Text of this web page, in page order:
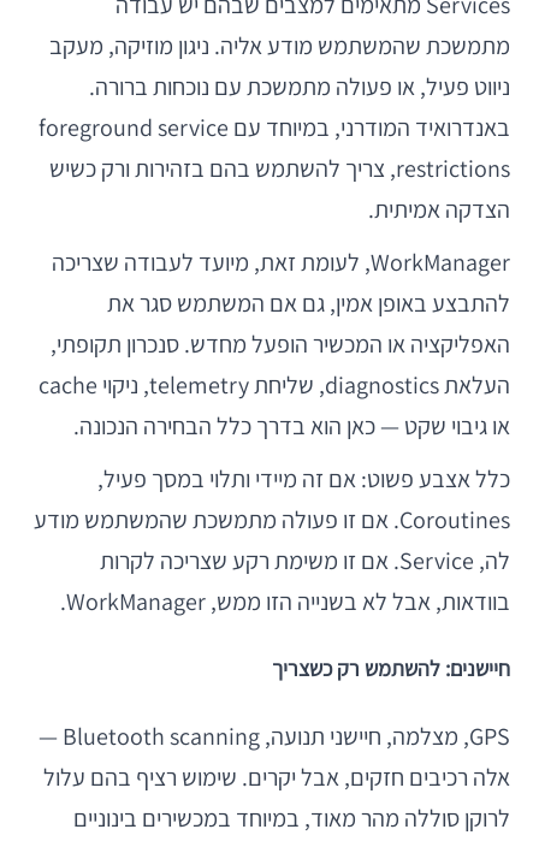
מתמשכת שהמשתמש מודע אליה. ניגון מוזיקה, מעקב
ניווט פעיל, או פעולה מתמשכת עם נוכחות ברורה.
באנדרואיד המודרני, במיוחד עם foreground service
restrictions, צריך להשתמש בהם בזהירות ורק כשיש
הצדקה אמיתית.
WorkManager, לעומת זאת, מיועד לעבודה שצריכה
להתבצע באופן אמין, גם אם המשתמש סגר את
האפליקציה או המכשיר הופעל מחדש. סנכרון תקופתי,
העלאת diagnostics, שליחת telemetry, ניקוי cache
או גיבוי שקט — כאן הוא בדרך כלל הבחירה הנכונה.
כלל אצבע פשוט: אם זה מיידי ותלוי במסך פעיל,
Coroutines. אם זו פעולה מתמשכת שהמשתמש מודע
לה, Service. אם זו משימת רקע שצריכה לקרות
בוודאות, אבל לא בשנייה הזו ממש, WorkManager.
חיישנים: להשתמש רק כשצריך
GPS, מצלמה, חיישני תנועה, Bluetooth scanning —
אלה רכיבים חזקים, אבל יקרים. שימוש רציף בהם עלול
לרוקן סוללה מהר מאוד, במיוחד במכשירים בינוניים